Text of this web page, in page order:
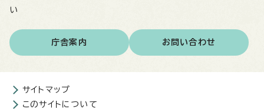
い
庁舎案内 お問い合わせ
サイトマップ
このサイトについて